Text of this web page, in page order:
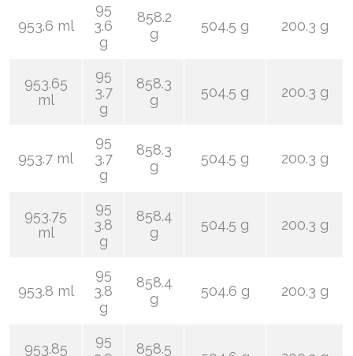
953.6 ml
95
3.6
g
858.2
g
504.5 g 200.3 g
953.65
ml
95
3.7
g
858.3
g
504.5 g 200.3 g
953.7 ml
95
3.7
g
858.3
g
504.5 g 200.3 g
953.75
ml
95
3.8
g
858.4
g
504.5 g 200.3 g
953.8 ml
95
3.8
g
858.4
g
504.6 g 200.3 g
953.85
95
858.5